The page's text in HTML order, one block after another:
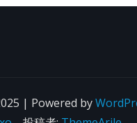
| Powered by